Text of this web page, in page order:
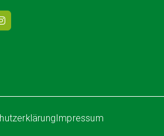
Impressum